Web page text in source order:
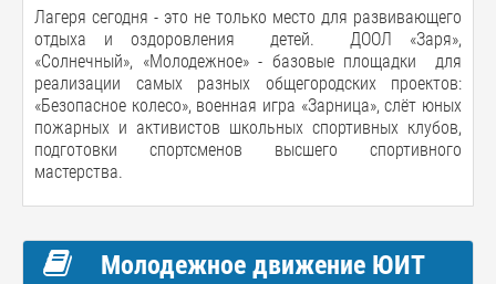
Лагеря сегодня - это не только место для развивающего
отдыха и оздоровления детей. ДООЛ «Заря»,
«Солнечный», «Молодежное» - базовые площадки для
реализации самых разных общегородских проектов:
«Безопасное колесо», военная игра «Зарница», слёт юных
пожарных и активистов школьных спортивных клубов,
подготовки спортсменов высшего спортивного
мастерства.
Молодежное движение ЮИТ